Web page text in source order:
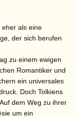
eher als eine
der sich berufen
zu einem ewigen
Romantiker und
ein universales
Doch Tolkiens
dem Weg zu ihrer
um ein